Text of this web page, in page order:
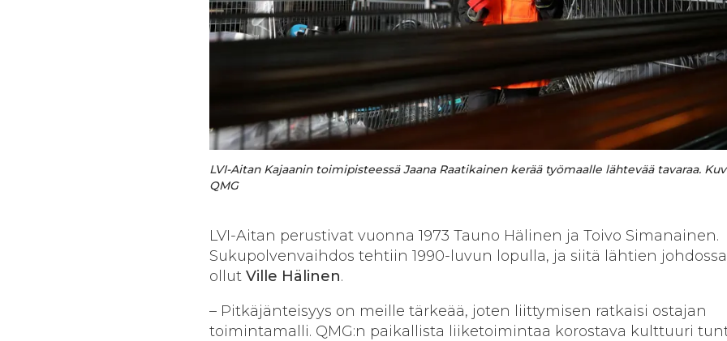
LVI-Aitan Kajaanin toimipisteessä Jaana Raatikainen kerää työmaalle lähtevää tavaraa.
QMG
LVI-Aitan perustivat vuonna 1973 Tauno Hälinen ja Toivo Simanainen.
Sukupolvenvaihdos tehtiin 1990-luvun lopulla, ja siitä lähtien
ollut Ville Hälinen.
– Pitkäjänteisyys on meille tärkeää, joten liittymisen ratkaisi ostajan
toimintamalli. QMG:n paikallista liiketoimintaa korostava kulttuuri